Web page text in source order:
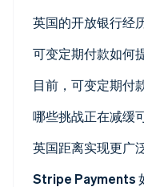
英国的开放银行经
可变定期付款如何
目前，可变定期付
哪些挑战正在减缓
英国距离实现更广
Stripe Payments